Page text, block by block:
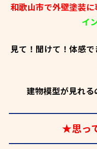
和歌山市で外壁塗装
イ
見て！聞けて！体感
建物模型が見れる
★思っ